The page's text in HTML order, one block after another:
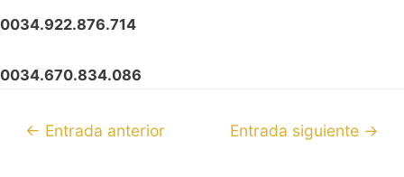
0034.922.876.714
0034.670.834.086
← Entrada anterior Entrada siguiente →